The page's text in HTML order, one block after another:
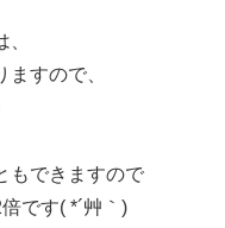
すので、
もできますので
です( *´艸｀)